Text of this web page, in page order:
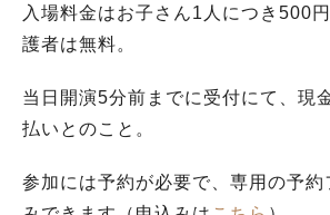
入場料金はお子さん1人につき500
護者は無料。
当日開演5分前までに受付にて、現
払いとのこと。
参加には予約が必要で、専用の予約